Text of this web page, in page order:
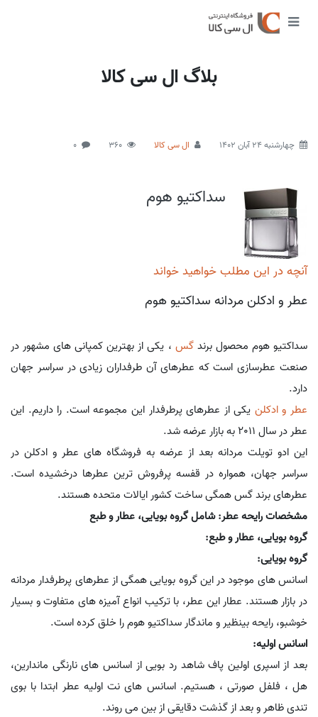
بلاگ ال سی کالا
چهارشنبه 24 آبان 1402 ال سی کالا 360
0
سداکتیو هوم
آنچه در این مطلب خواهید خواند
عطر و ادکلن مردانه سداکتیو هوم
سداکتیو هوم محصول برندگس ، یکی از بهترین کمپانی های مشهور در
صنعت عطرسازی است که عطرهای آن طرفداران زیادی در سراسر جهان
دارد.
عطر و ادکلن یکی از عطرهای پرطرفدار این مجموعه است. را داریم. این
عطر در سال 2011 به بازار عرضه شد.
این ادو تویلت مردانه بعد از عرضه به فروشگاه های عطر و ادکلن در
سراسر جهان، همواره در قفسه پرفروش ترین عطرها درخشیده است.
عطرهای برند گس همگی ساخت کشور ایالات متحده هستند.
مشخصات رایحه عطر: شامل گروه بویایی، عطار و طبع
گروه بویایی، عطار و طبع:
گروه بویایی:
اسانس های موجود در این گروه بویایی همگی از عطرهای پرطرفدار مردانه
در بازار هستند. عطار این عطر، با ترکیب انواع آمیزه های متفاوت و بسیار
خوشبو، رایحه بینظیر و ماندگار سداکتیو هوم را خلق کرده است.
اسانس اولیه:
بعد از اسپری اولین پاف شاهد رد بویی از اسانس های نارنگی ماندارین،
هل ، فلفل صورتی ، هستیم. اسانس های نت اولیه عطر ابتدا با بوی
تندی ظاهر و بعد از گذشت دقایقی از بین می روند.